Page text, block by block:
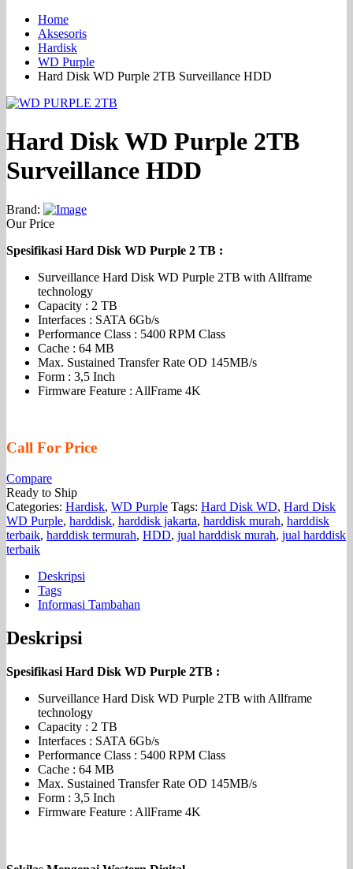
Home
Aksesoris
Hardisk
WD Purple
Hard Disk WD Purple 2TB Surveillance HDD
Hard Disk WD Purple 2TB
Surveillance HDD
Brand:
Our Price
Spesifikasi Hard Disk WD Purple 2 TB :
Surveillance Hard Disk WD Purple 2TB with Allframe
technology
Capacity : 2 TB
Interfaces : SATA 6Gb/s
Performance Class : 5400 RPM Class
Cache : 64 MB
Max. Sustained Transfer Rate OD 145MB/s
Form : 3,5 Inch
Firmware Feature : AllFrame 4K
Call For Price
Compare
Ready to Ship
Categories: Hardisk, WD Purple Tags: Hard Disk WD, Hard Disk
WD Purple, harddisk, harddisk jakarta, harddisk murah, harddisk
terbaik, harddisk termurah, HDD, jual harddisk murah, jual harddisk
terbaik
Deskripsi
Tags
Informasi Tambahan
Deskripsi
Spesifikasi Hard Disk WD Purple 2TB :
Surveillance Hard Disk WD Purple 2TB with Allframe
technology
Capacity : 2 TB
Interfaces : SATA 6Gb/s
Performance Class : 5400 RPM Class
Cache : 64 MB
Max. Sustained Transfer Rate OD 145MB/s
Form : 3,5 Inch
Firmware Feature : AllFrame 4K